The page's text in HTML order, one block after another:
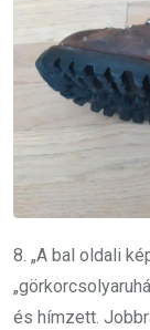
8. „A bal oldali
és hímzett.